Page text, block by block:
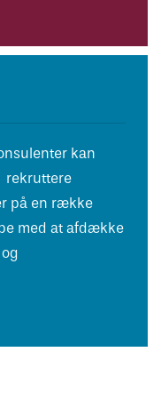
kan
rekruttere
på en række
med at afdække